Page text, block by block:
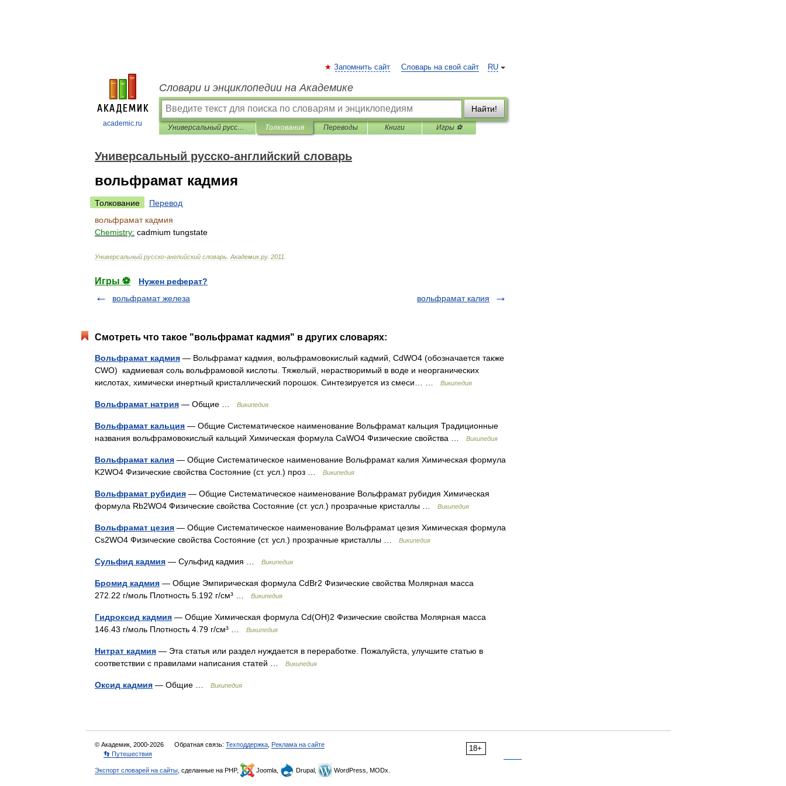
academic.ru
RU
Запомнить сайт Словарь на свой сайт
Словари и энциклопедии на Академике
Найти!
Универсальный русско-английский словарь Толкования Переводы Книги Игры ⚽
Универсальный русско-английский словарь
вольфрамат кадмия
Толкование
Перевод
вольфрамат кадмия
Chemistry: cadmium tungstate
Универсальный русско-английский словарь Академик.ру. 2011
Игры ⚽
Нужен реферат?
вольфрамат железа
вольфрамат калия
Смотреть что такое "вольфрамат кадмия" в других словарях:
Вольфрамат кадмия — Вольфрамат кадмия, вольфрамовокислый кадмий, CdWO4 (обозначается также
CWO) кадмиевая соль вольфрамовой кислоты. Тяжелый, нерастворимый в воде и неорганических
кислотах, химически инертный кристаллический порошок. Синтезируется из смеси… …
Википедия
Вольфрамат натрия — Общие … Википедия
Вольфрамат кальция — Общие Систематическое наименование Вольфрамат кальция Традиционные
названия вольфрамовокислый кальций Химическая формула CaWO4 Физические свойства …
Википедия
Вольфрамат калия — Общие Систематическое наименование Вольфрамат калия Химическая формула
K2WO4 Физические свойства Состояние (ст. усл.) проз …
Википедия
Вольфрамат рубидия — Общие Систематическое наименование Вольфрамат рубидия Химическая
формула Rb2WO4 Физические свойства Состояние (ст. усл.) прозрачные кристаллы …
Википедия
Вольфрамат цезия — Общие Систематическое наименование Вольфрамат цезия Химическая формула
Cs2WO4 Физические свойства Состояние (ст. усл.) прозрачные кристаллы …
Википедия
Сульфид кадмия — Сульфид кадмия … Википедия
Бромид кадмия — Общие Эмпирическая формула CdBr2 Физические свойства Молярная масса
272.22 г/моль Плотность 5.192 г/см³ …
Википедия
Гидроксид кадмия — Общие Химическая формула Cd(OH)2 Физические свойства Молярная масса
146.43 г/моль Плотность 4.79 г/см³ …
Википедия
Нитрат кадмия — Эта статья или раздел нуждается в переработке. Пожалуйста, улучшите статью в
соответствии с правилами написания статей …
Википедия
Оксид кадмия — Общие … Википедия
18+
© Академик, 2000-2026 Обратная связь: Техподдержка Реклама на сайте
👣 Путешествия
Экспорт словарей на сайты , сделанные на PHP, Joomla, Drupal, WordPress, MODx.